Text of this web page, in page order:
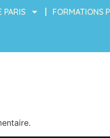
PARIS FORMATIONS